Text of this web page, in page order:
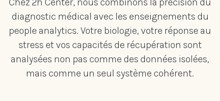
Chez 2h Center, nous combinons la précision du
diagnostic médical avec les enseignements du
people analytics. Votre biologie, votre réponse au
stress et vos capacités de récupération sont
analysées non pas comme des données isolées,
mais comme un seul système cohérent.